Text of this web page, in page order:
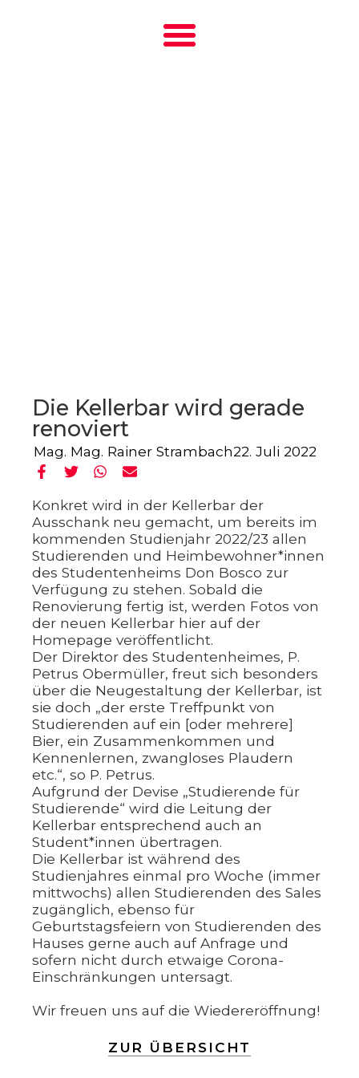
Die Kellerbar wird gerade
renoviert
Mag. Mag. Rainer Strambach22. Juli 2022
Konkret wird in der Kellerbar der
Ausschank neu gemacht, um bereits im
kommenden Studienjahr 2022/23 allen
Studierenden und Heimbewohner*innen
des Studentenheims Don Bosco zur
Verfügung zu stehen. Sobald die
Renovierung fertig ist, werden Fotos von
der neuen Kellerbar hier auf der
Homepage veröffentlicht.
Der Direktor des Studentenheimes, P.
Petrus Obermüller, freut sich besonders
über die Neugestaltung der Kellerbar, ist
sie doch „der erste Treffpunkt von
Studierenden auf ein [oder mehrere]
Bier, ein Zusammenkommen und
Kennenlernen, zwangloses Plaudern
etc.“, so P. Petrus.
Aufgrund der Devise „Studierende für
Studierende“ wird die Leitung der
Kellerbar entsprechend auch an
Student*innen übertragen.
Die Kellerbar ist während des
Studienjahres einmal pro Woche (immer
mittwochs) allen Studierenden des Sales
zugänglich, ebenso für
Geburtstagsfeiern von Studierenden des
Hauses gerne auch auf Anfrage und
sofern nicht durch etwaige Corona-
Einschränkungen untersagt.
Wir freuen uns auf die Wiedereröffnung!
ZUR ÜBERSICHT